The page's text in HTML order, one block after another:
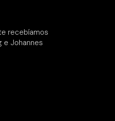
recebíamos
e Johannes